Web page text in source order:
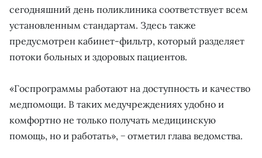
сегодняшний день поликлиника соответствует всем
установленным стандартам. Здесь также
предусмотрен кабинет-фильтр, который разделяет
потоки больных и здоровых пациентов.
«Госпрограммы работают на доступность и качество
медпомощи. В таких медучреждениях удобно и
комфортно не только получать медицинскую
помощь, но и работать», − отметил глава ведомства.